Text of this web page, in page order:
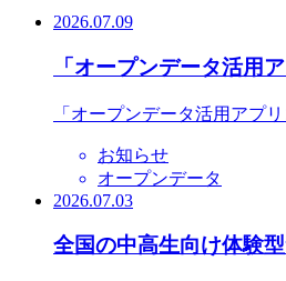
2026.07.09
「オープンデータ活用
「オープンデータ活用アプ
お知らせ
オープンデータ
2026.07.03
全国の中高生向け体験